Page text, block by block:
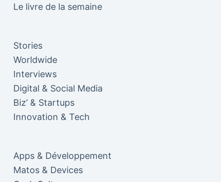
Le livre de la semaine
Stories
Worldwide
Interviews
Digital & Social Media
Biz’ & Startups
Innovation & Tech
Apps & Développement
Matos & Devices